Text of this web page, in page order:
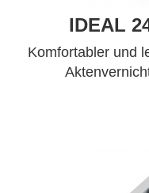
IDEAL
Komfortabler und